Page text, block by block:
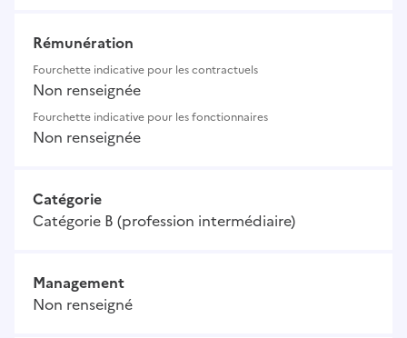
Rémunération
Fourchette indicative pour les contractuels
Non renseignée
Fourchette indicative pour les fonctionnaires
Non renseignée
Catégorie
Catégorie B (profession intermédiaire)
Management
Non renseigné